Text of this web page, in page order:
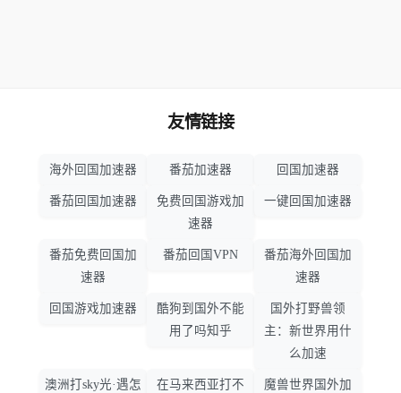
友情链接
海外回国加速器 番茄加速器 回国加速器
番茄回国加速器
免费回国游戏加
速器
一键回国加速器
番茄免费回国加
速器
番茄回国VPN
番茄海外回国加
速器
回国游戏加速器
酷狗到国外不能
用了吗知乎
国外打野兽领
主：新世界用什
么加速
澳洲打sky光·遇怎 在马来西亚打不 魔兽世界国外加